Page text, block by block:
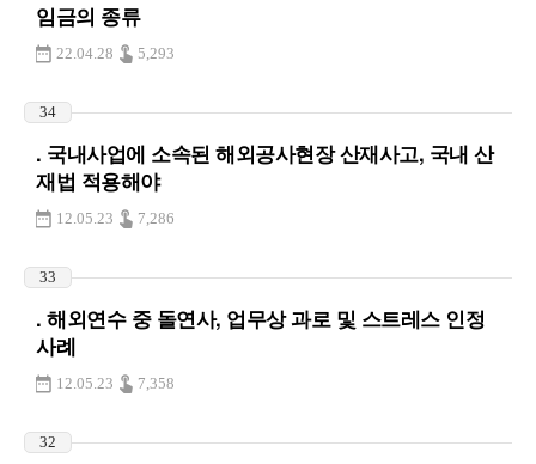
임금의 종류
22.04.28 5,293
34
. 국내사업에 소속된 해외공사현장 산재사고, 국내 산
재법 적용해야
12.05.23 7,286
33
. 해외연수 중 돌연사, 업무상 과로 및 스트레스 인정
사례
12.05.23 7,358
32